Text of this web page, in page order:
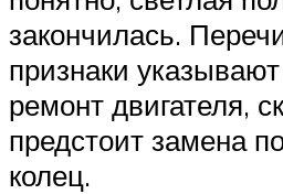
закончилась.
признаки
ремонт двигателя,
предстоит замена
колец.